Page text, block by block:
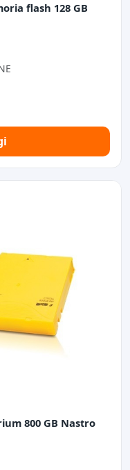
flash 128 GB
800 GB Nastro